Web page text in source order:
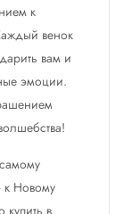
к
венок
вам и
эмоции.
к Новому
в